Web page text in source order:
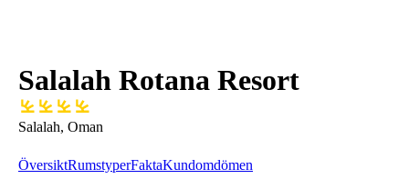
Salalah Rotana Resort
Salalah, Oman
ÖversiktRumstyperFaktaKundomdömen